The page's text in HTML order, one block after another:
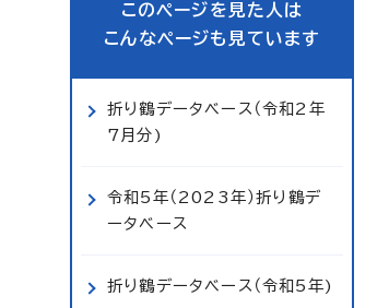
このページを見た人は
こんなページも見ています
折り鶴データベース（令和2年
7月分)
令和5年（2023年）折り鶴デ
ータベース
折り鶴データベース（令和5年)